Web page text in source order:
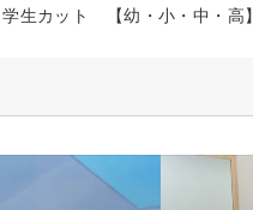
学生カット 【幼・小・中・高